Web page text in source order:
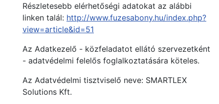
Részletesebb elérhetőségi adatokat az alábbi
linken talál: http://www.fuzesabony.hu/index.php?
view=article&id=51
Az Adatkezelő - közfeladatot ellátó szervezetként
- adatvédelmi felelős foglalkoztatására köteles.
Az Adatvédelmi tisztviselő neve: SMARTLEX
Solutions Kft.